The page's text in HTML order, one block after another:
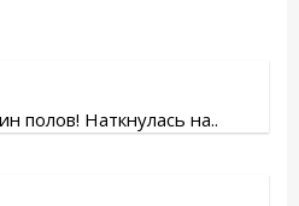
полов! Наткнулась на..